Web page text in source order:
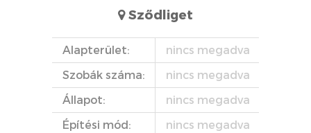
Sződliget
Alapterület:
nincs megadva
Szobák száma:
nincs megadva
Állapot:
nincs megadva
Építési mód:
nincs megadva